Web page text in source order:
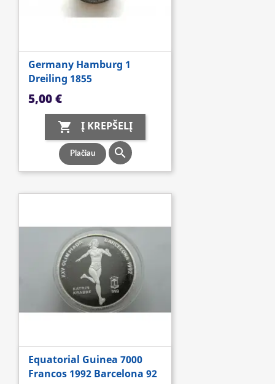
Germany Hamburg 1
Dreiling 1855
Kaina
5,00 €
 Į KREPŠELĮ
Plačiau 
Equatorial Guinea 7000
Francos 1992 Barcelona 92